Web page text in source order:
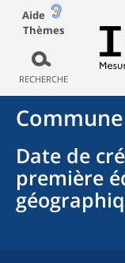
Aide
Thèmes
RECHERCHE
Commune
Date de
première